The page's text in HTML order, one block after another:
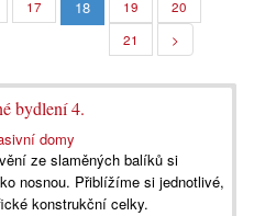
17 18 19
20
21
>
bydlení 4.
domy
ze slaměných balíků si
nosnou. Přiblížíme si jednotlivé,
konstrukční celky.